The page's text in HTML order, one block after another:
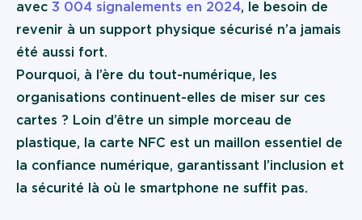
avec 3 004 signalements en 2024, le besoin de
revenir à un support physique sécurisé n’a jamais
été aussi fort.
Pourquoi, à l’ère du tout-numérique, les
organisations continuent-elles de miser sur ces
cartes ? Loin d’être un simple morceau de
plastique, la carte NFC est un maillon essentiel de
la confiance numérique, garantissant l’inclusion et
la sécurité là où le smartphone ne suffit pas.